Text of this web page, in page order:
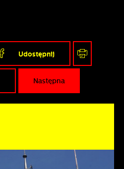
Udostępnij
Następna